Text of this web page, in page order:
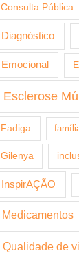
Consulta Pública
Diagnóstico
Emocional
Esclerose
Fadiga
Gilenya
InspirAÇÃO
Medicamentos
Qualidade de